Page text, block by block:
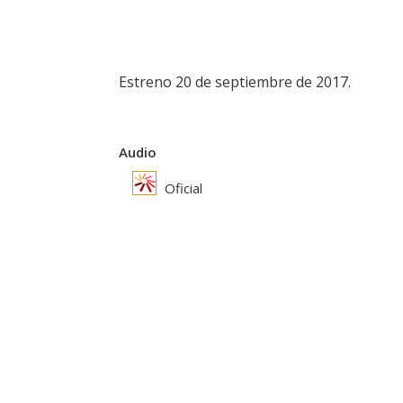
Estreno 20 de septiembre de 2017.
Audio
Oficial